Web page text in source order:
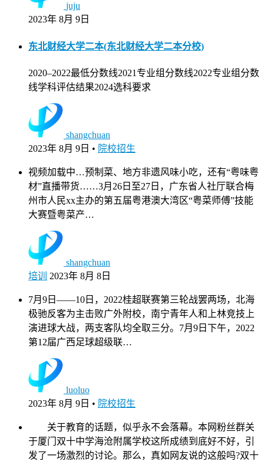
juju
2023年 8月 9日
东北财经大学二本(东北财经大学二本分校)
2020–2022最低分数线2021专业组分数线2022专业组分数
线学科评估结果2024选科要求
shangchuan
2023年 8月 9日 • 院校招生
视频加载中…预制菜、地方非遗风味小吃，还有“粤味粤
材”直播带货……3月26日至27日，广东省人社厅联合梅
州市人民xx主办的第五届粤港澳大湾区“粤菜师傅”技能
大赛暨粤菜产…
shangchuan
培训
2023年 8月 8日
7月9日——10日，2022桂超联赛第三轮战罢两场，北海
极驰反客为主击败广外附校，南宁青年人和上林竞技上
演进球大战，两支客队均全取三分。7月9日下午，2022
第12届广西足球超级联…
luoluo
2023年 8月 9日 • 院校招生
关于教育的话题，似乎永不会落幕。本网粉丝群关
于厦门双十中学海沧附属学校这所成绩到底好不好，引
发了一场激烈的讨论。那么，真如网友说的这般吗?双十